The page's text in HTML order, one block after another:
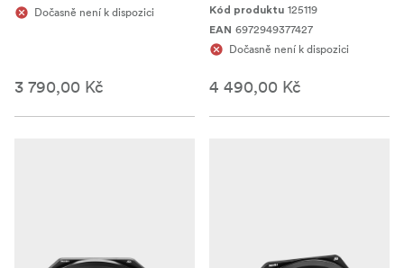
Dočasně není k dispozici
3 790,00 Kč
Kód produktu 125119
EAN 6972949377427
Dočasně není k dispozici
4 490,00 Kč